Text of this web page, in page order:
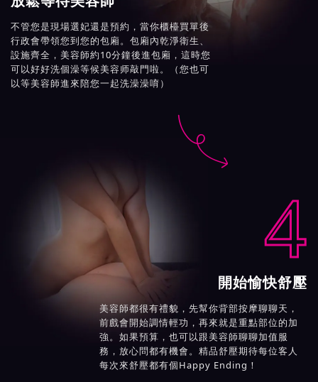
不管您是現場選妃還是預約，當你櫃檯買單後
行政會帶領您到您的包廂。包廂內乾淨衛生、
設施齊全，美容師約10分鐘後進包廂，這時您
可以好好洗個澡等候美容师敲門啦。（您也可
以等美容師進來陪您一起洗澡澡唷）

4
開始愉快舒壓
美容師都很有禮貌，先幫你背部按摩聊聊天，
前戲會開始調情輕功，再來就是重點部位的加
強。如果預算，也可以跟美容師聊聊加值服
務，放心問都有機會。精品舒壓期待每位客人
每次來舒壓都有個Happy Ending！